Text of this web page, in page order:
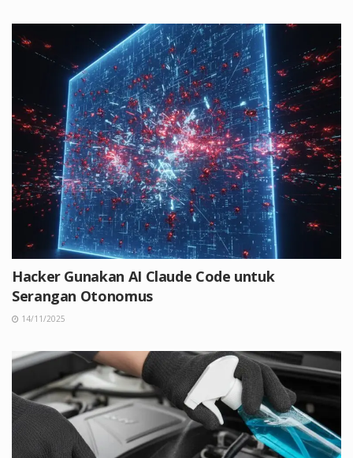
Hacker Gunakan AI Claude Code untuk
Serangan Otonomus
14/11/2025